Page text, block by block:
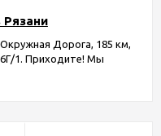
Дорога, 185 км,
1. Приходите! Мы